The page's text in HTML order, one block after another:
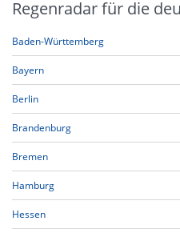
Regenradar für die
Baden-Württemberg
Bayern
Berlin
Brandenburg
Bremen
Hamburg
Hessen